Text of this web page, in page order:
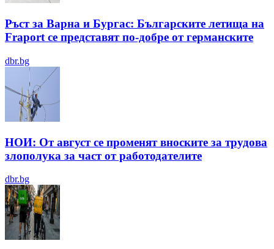
Ръст за Варна и Бургас: Българските летища на
Fraport се представят по-добре от германските
dbr.bg
НОИ: От август се променят вноските за трудова
злополука за част от работодателите
dbr.bg